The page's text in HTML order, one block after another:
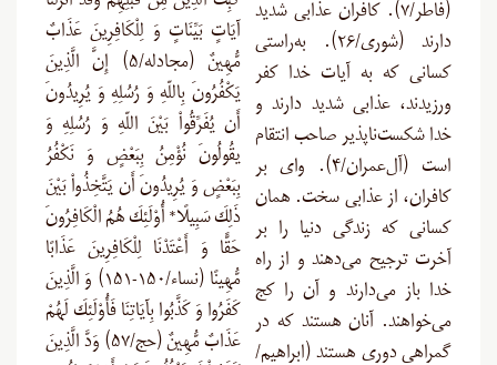
(فاطر/۷). کافران عذابی شدید
دارند (شوری/۲۶). به‌راستی
کسانی که به آیات خدا کفر
ورزیدند، عذابی شدید دارند و
خدا شکست‌ناپذیر صاحب انتقام
است (آل‌عمران/۴). وای بر
کافران، از عذابی سخت. همان
کسانی که زندگی دنیا را بر
آخرت ترجیح می‌دهند و از راه
خدا باز می‌دارند و آن را کج
می‌خواهند. آنان هستند که در
گمراهی دوری هستند (ابراهیم/
آيَاتٍ بَيِّنَاتٍ وَ لِلْكَافِرِينَ عَذَابٌ
مُّهِينٌ (مجادله/۵) إِنَّ الَّذِينَ
يَكْفُرُونَ بِاللّهِ وَ رُسُلِهِ وَ يُرِيدُونَ
أَن يُفَرِّقُواْ بَيْنَ اللّهِ وَ رُسُلِهِ وَ
يقُولُونَ نُؤْمِنُ بِبَعْضٍ وَ نَكْفُرُ
بِبَعْضٍ وَ يُرِيدُونَ أَن يَتَّخِذُواْ بَيْنَ
ذَلِكَ سَبِيلًا* أُوْلَئِكَ هُمُ الْكَافِرُونَ
حَقًّا وَ أَعْتَدْنَا لِلْكَافِرِينَ عَذَابًا
مُّهِينًا (نساء/۱۵۰-۱۵۱) وَ الَّذِينَ
كَفَرُوا وَ كَذَّبُوا بِآيَاتِنَا فَأُوْلَئِكَ لَهُمْ
عَذَابٌ مُّهِينٌ (حج/۵۷) وَدَّ الَّذِينَ